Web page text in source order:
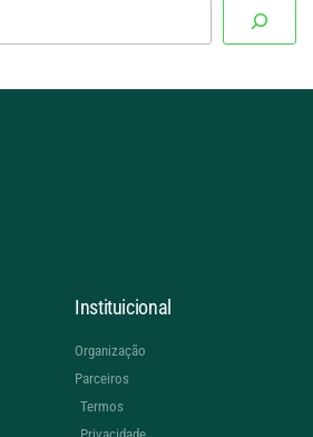
Instituicional
Organização
Parceiros
Termos